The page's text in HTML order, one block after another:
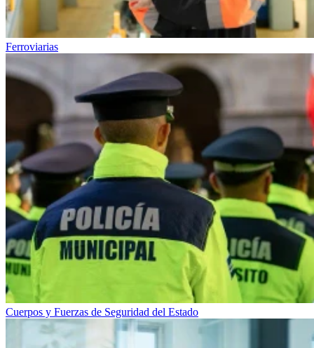
Ferroviarias
Cuerpos y Fuerzas de Seguridad del Estado